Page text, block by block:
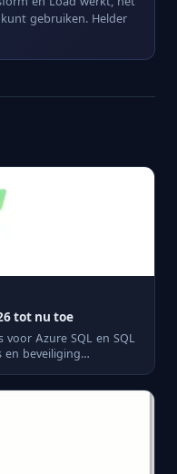
gebruiken. Helder
tot nu toe
Azure SQL en SQL
en beveiliging